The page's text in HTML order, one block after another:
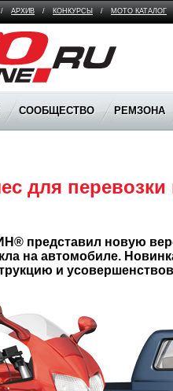
/ АРХИВ / КОНКУРСЫ / МОТО КАТАЛОГ
СООБЩЕСТВО РЕМЗОНА
для
представил новую
на автомобиле.
и